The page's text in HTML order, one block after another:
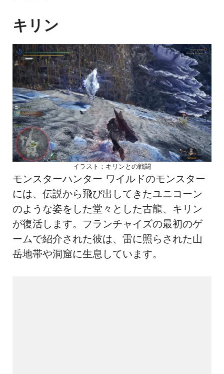
キリン
イラスト：キリンとの戦闘
モンスターハンター ワイルドのモンスター
には、伝説から飛び出してきたユニコーン
のような姿をした堂々とした古龍、キリン
が復活します。フランチャイズの最初のゲ
ームで紹介された彼は、雷に照らされた山
岳地帯や洞窟に生息しています。